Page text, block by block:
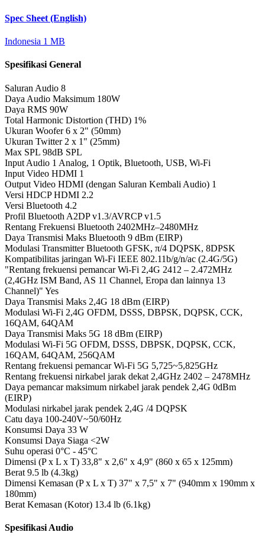
Spec Sheet (English)
Indonesia 1 MB
Spesifikasi General
Saluran Audio 8
Daya Audio Maksimum 180W
Daya RMS 90W
Total Harmonic Distortion (THD) 1%
Ukuran Woofer 6 x 2" (50mm)
Ukuran Twitter 2 x 1" (25mm)
Max SPL 98dB SPL
Input Audio 1 Analog, 1 Optik, Bluetooth, USB, Wi-Fi
Input Video HDMI 1
Output Video HDMI (dengan Saluran Kembali Audio) 1
Versi HDCP HDMI 2.2
Versi Bluetooth 4.2
Profil Bluetooth A2DP v1.3/AVRCP v1.5
Rentang Frekuensi Bluetooth 2402MHz–2480MHz
Daya Transmisi Maks Bluetooth 9 dBm (EIRP)
Modulasi Transmitter Bluetooth GFSK, π/4 DQPSK, 8DPSK
Kompatibilitas jaringan Wi-Fi IEEE 802.11b/g/n/ac (2.4G/5G)
"Rentang frekuensi pemancar Wi-Fi 2,4G 2412 – 2.472MHz
(2,4GHz ISM Band, AS 11 Channel, Eropa dan lainnya 13
Channel)" Yes
Daya Transmisi Maks 2,4G 18 dBm (EIRP)
Modulasi Wi-Fi 2,4G OFDM, DSSS, DBPSK, DQPSK, CCK,
16QAM, 64QAM
Daya Transmisi Maks 5G 18 dBm (EIRP)
Modulasi Wi-Fi 5G OFDM, DSSS, DBPSK, DQPSK, CCK,
16QAM, 64QAM, 256QAM
Rentang frekuensi pemancar Wi-Fi 5G 5,725~5,825GHz
Rentang frekuensi nirkabel jarak dekat 2,4GHz 2402 – 2478MHz
Daya pemancar maksimum nirkabel jarak pendek 2,4G 0dBm
(EIRP)
Modulasi nirkabel jarak pendek 2,4G /4 DQPSK
Catu daya 100-240V~50/60Hz
Konsumsi Daya 33 W
Konsumsi Daya Siaga <2W
Suhu operasi 0°C - 45°C
Dimensi (P x L x T) 33,8" x 2,6" x 4,9" (860 x 65 x 125mm)
Berat 9.5 lb (4.3kg)
Dimensi Kemasan (P x L x T) 37" x 7,5" x 7" (940mm x 190mm x
180mm)
Berat Kemasan (Kotor) 13.4 lb (6.1kg)
Spesifikasi Audio